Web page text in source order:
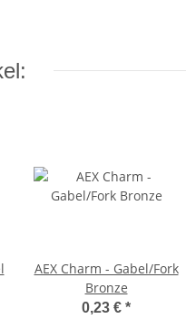
AEX Charm - Gabel/Fork
Bronze
0,23 € *